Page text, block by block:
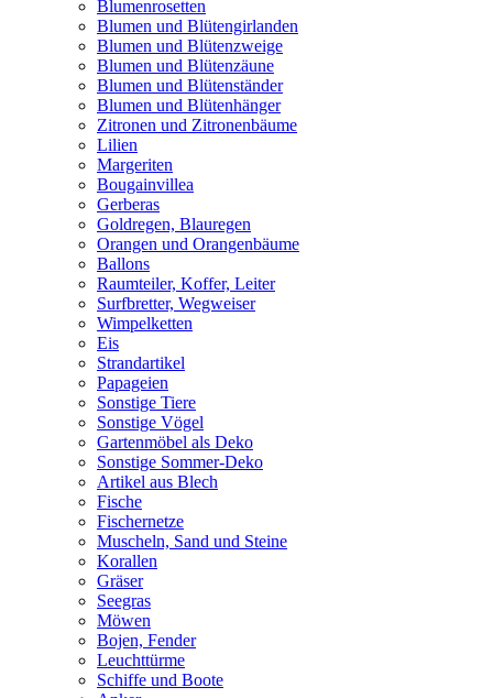
Blumenrosetten
Blumen und Blütengirlanden
Blumen und Blütenzweige
Blumen und Blütenzäune
Blumen und Blütenständer
Blumen und Blütenhänger
Zitronen und Zitronenbäume
Lilien
Margeriten
Bougainvillea
Gerberas
Goldregen, Blauregen
Orangen und Orangenbäume
Ballons
Raumteiler, Koffer, Leiter
Surfbretter, Wegweiser
Wimpelketten
Eis
Strandartikel
Papageien
Sonstige Tiere
Sonstige Vögel
Gartenmöbel als Deko
Sonstige Sommer-Deko
Artikel aus Blech
Fische
Fischernetze
Muscheln, Sand und Steine
Korallen
Gräser
Seegras
Möwen
Bojen, Fender
Leuchttürme
Schiffe und Boote